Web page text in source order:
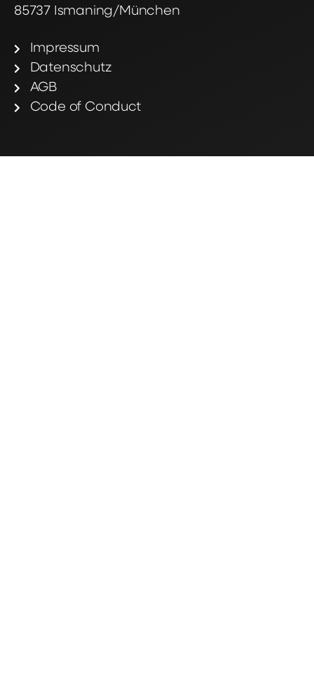
85737 Ismaning/München
Impressum
Datenschutz
AGB
Code of Conduct